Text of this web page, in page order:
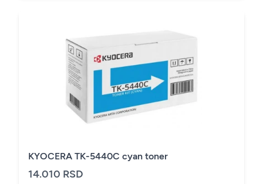
KYOCERA TK-5440C cyan toner
14.010 RSD